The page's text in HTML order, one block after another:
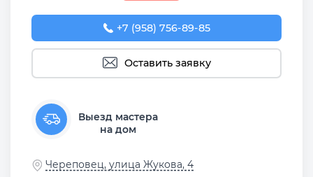
+7 (958) 756-89-85
Оставить заявку
Выезд мастера
на дом
Череповец, улица Жукова, 4